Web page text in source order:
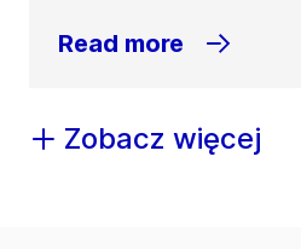
Read more
Zobacz więcej